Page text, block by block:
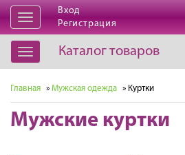
Открыть
навигацию
Вход
Регистрация
Открыть
навигацию
Каталог товаров
Главная » Мужская одежда » Куртки
Мужские куртки